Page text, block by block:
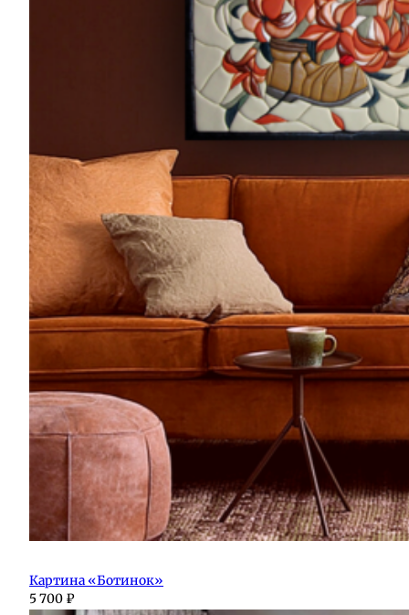
Картина «Ботинок»
5 700 ₽